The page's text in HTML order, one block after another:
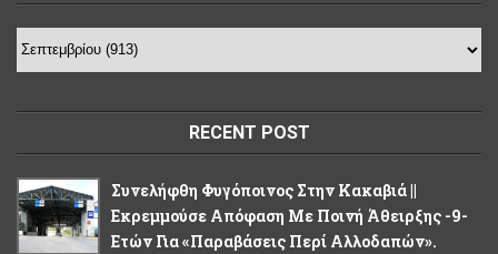
RECENT POST
Συνελήφθη Φυγόποινος Στην Κακαβιά ||
Εκρεμμούσε Απόφαση Με Ποινή Άθειρξης -9-
Ετών Για «παραβάσεις Περί Αλλοδαπών».